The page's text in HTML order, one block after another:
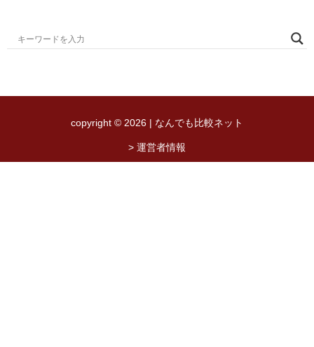
copyright © 2026 | なんでも比較ネット
> 運営者情報